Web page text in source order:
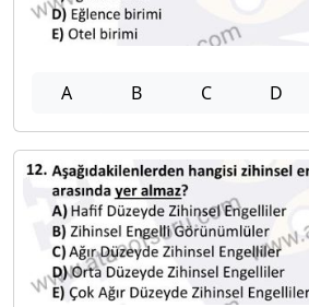
A B C D